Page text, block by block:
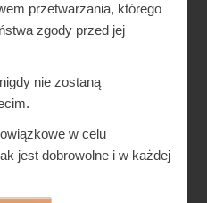
przetwarzania, którego
zgody przed jej
nie zostaną
w celu
jest dobrowolne i w każdej